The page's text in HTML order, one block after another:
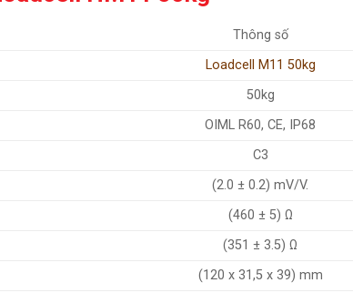
Thông số
Loadcell M11 50kg
50kg
OIML R60, CE, IP68
C3
(2.0 ± 0.2) mV/V.
(460 ± 5) Ω
(351 ± 3.5) Ω
(120 x 31,5 x 39) mm